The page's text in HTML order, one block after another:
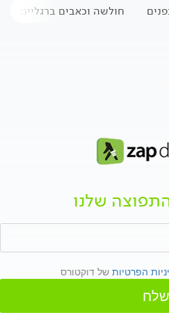
חולשה וכאבים ברגליים
שלנו
הפרטיות של דוקטורס
שלח